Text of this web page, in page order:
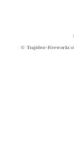
© Tsujiden-Fireworks